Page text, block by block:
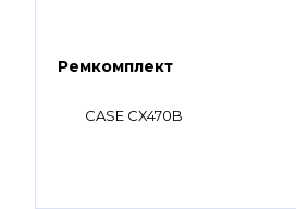
Ремкомплект
CASE CX470B